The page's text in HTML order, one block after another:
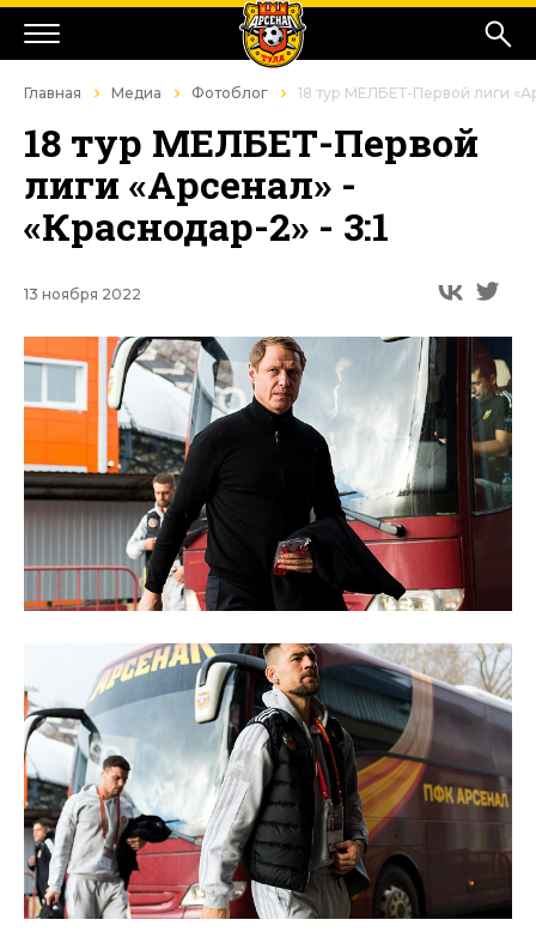
Главная Медиа Фотоблог 18 тур МЕЛБЕТ-Первой лиги
18 тур МЕЛБЕТ-Первой
лиги «Арсенал» -
«Краснодар-2» - 3:1
13 ноября 2022